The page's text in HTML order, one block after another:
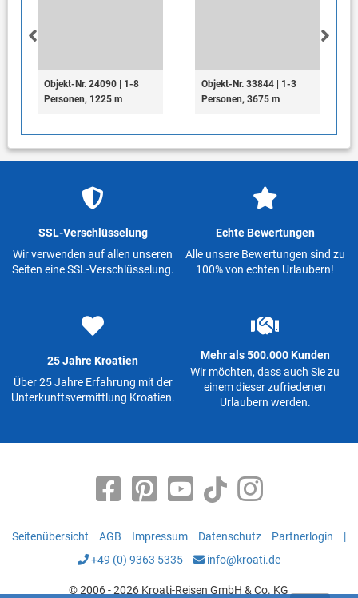
Objekt-Nr. 24090 | 1-8
Personen, 1225 m
Objekt-Nr. 33844 | 1-3
Personen, 3675 m
SSL-Verschlüsselung
Wir verwenden auf allen unseren
Seiten eine SSL-Verschlüsselung.
Echte Bewertungen
Alle unsere Bewertungen sind zu
100% von echten Urlaubern!
25 Jahre Kroatien
Über 25 Jahre Erfahrung mit der
Unterkunftsvermittlung Kroatien.
Mehr als 500.000 Kunden
Wir möchten, dass auch Sie zu
einem dieser zufriedenen
Urlaubern werden.
Seitenübersicht AGB Impressum Datenschutz Partnerlogin
|
+49 (0) 9363 5335
info@kroati.de
© 2006 - 2026 Kroati-Reisen GmbH & Co. KG